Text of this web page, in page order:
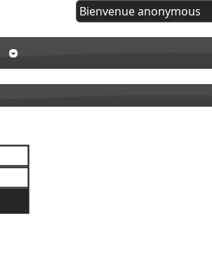
Bienvenue anonymous